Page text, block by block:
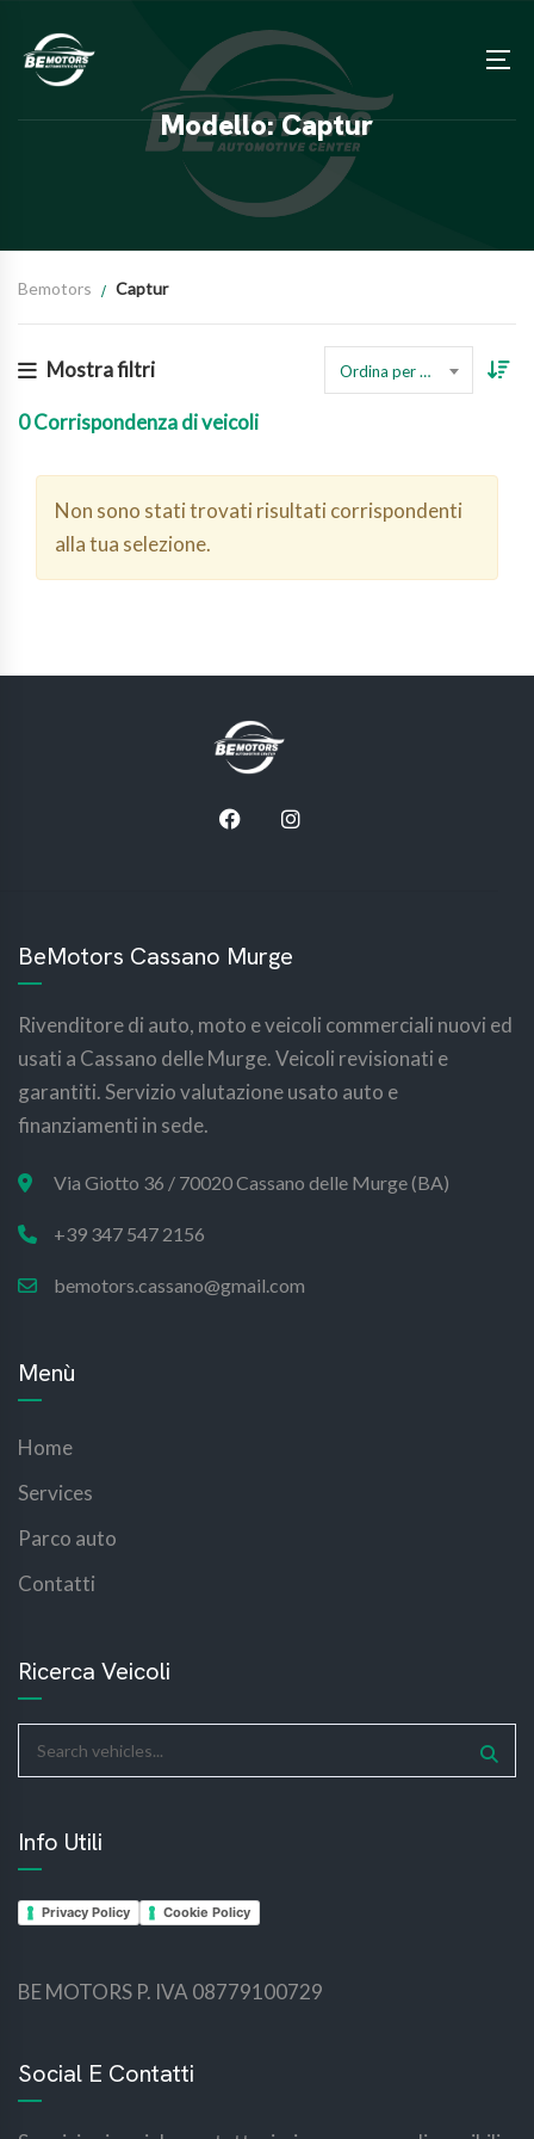
Modello: Captur
Bemotors Captur
Mostra filtri Ordina per prezzo
0Corrispondenza di veicoli
Non sono stati trovati risultati corrispondenti
alla tua selezione.
BeMotors Cassano Murge
Rivenditore di auto, moto e veicoli commerciali nuovi ed
usati a Cassano delle Murge. Veicoli revisionati e
garantiti. Servizio valutazione usato auto e
finanziamenti in sede.
Via Giotto 36 / 70020 Cassano delle Murge (BA)
+39 347 547 2156
bemotors.cassano@gmail.com
Menù
Home
Services
Parco auto
Contatti
Ricerca Veicoli
Info Utili
Privacy Policy Cookie Policy
BE MOTORS P. IVA 08779100729
Social E Contatti